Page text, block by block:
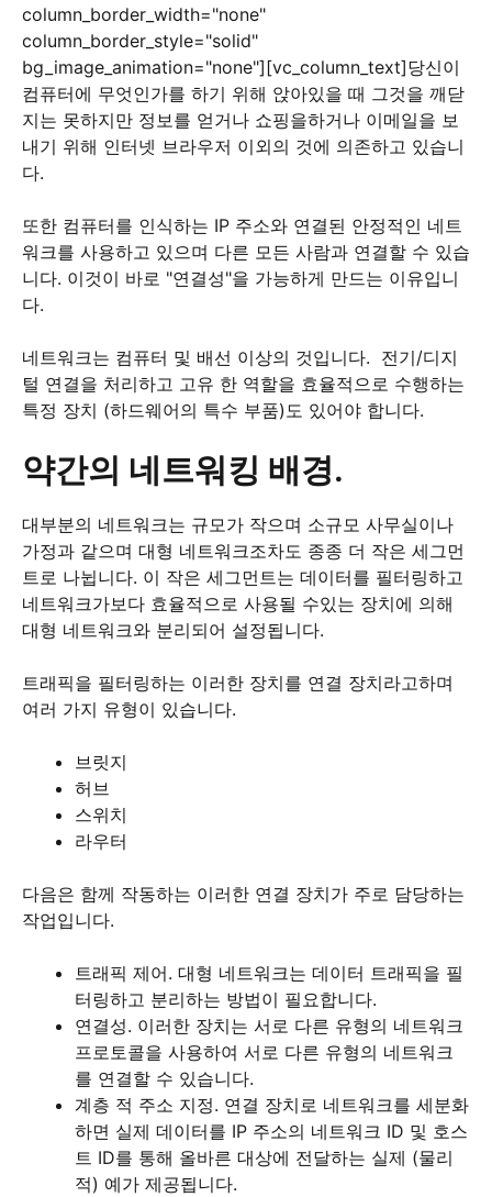
column_border_width="none"
column_border_style="solid"
bg_image_animation="none"][vc_column_text]당신이
컴퓨터에 무엇인가를 하기 위해 앉아있을 때 그것을 깨닫
지는 못하지만 정보를 얻거나 쇼핑을하거나 이메일을 보
내기 위해 인터넷 브라우저 이외의 것에 의존하고 있습니
다.
또한 컴퓨터를 인식하는 IP 주소와 연결된 안정적인 네트
워크를 사용하고 있으며 다른 모든 사람과 연결할 수 있습
니다. 이것이 바로 "연결성"을 가능하게 만드는 이유입니
다.
네트워크는 컴퓨터 및 배선 이상의 것입니다. 전기/디지
털 연결을 처리하고 고유 한 역할을 효율적으로 수행하는
특정 장치 (하드웨어의 특수 부품)도 있어야 합니다.
약간의 네트워킹 배경.
대부분의 네트워크는 규모가 작으며 소규모 사무실이나
가정과 같으며 대형 네트워크조차도 종종 더 작은 세그먼
트로 나뉩니다. 이 작은 세그먼트는 데이터를 필터링하고
네트워크가보다 효율적으로 사용될 수있는 장치에 의해
대형 네트워크와 분리되어 설정됩니다.
트래픽을 필터링하는 이러한 장치를 연결 장치라고하며
여러 가지 유형이 있습니다.
브릿지
허브
스위치
라우터
다음은 함께 작동하는 이러한 연결 장치가 주로 담당하는
작업입니다.
트래픽 제어. 대형 네트워크는 데이터 트래픽을 필
터링하고 분리하는 방법이 필요합니다.
연결성. 이러한 장치는 서로 다른 유형의 네트워크
프로토콜을 사용하여 서로 다른 유형의 네트워크
를 연결할 수 있습니다.
계층 적 주소 지정. 연결 장치로 네트워크를 세분화
하면 실제 데이터를 IP 주소의 네트워크 ID 및 호스
트 ID를 통해 올바른 대상에 전달하는 실제 (물리
적) 예가 제공됩니다.